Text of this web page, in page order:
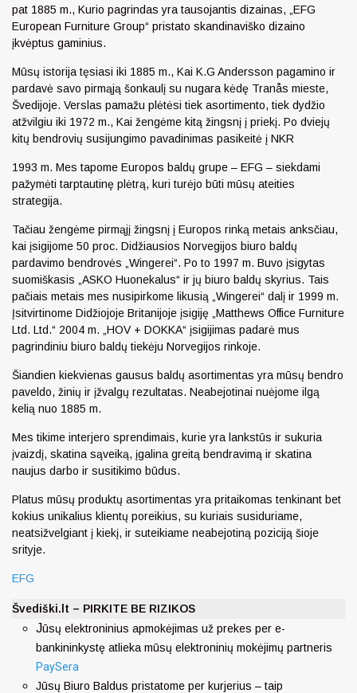
pat 1885 m., Kurio pagrindas yra tausojantis dizainas, „EFG
European Furniture Group“ pristato skandinaviško dizaino
įkvėptus gaminius.
Mūsų istorija tęsiasi iki 1885 m., Kai K.G Andersson pagamino ir
pardavė savo pirmąją šonkaulį su nugara kėdę Tranås mieste,
Švedijoje. Verslas pamažu plėtėsi tiek asortimento, tiek dydžio
atžvilgiu iki 1972 m., Kai žengėme kitą žingsnį į priekį. Po dviejų
kitų bendrovių susijungimo pavadinimas pasikeitė į NKR
1993 m. Mes tapome Europos baldų grupe – EFG – siekdami
pažymėti tarptautinę plėtrą, kuri turėjo būti mūsų ateities
strategija.
Tačiau žengėme pirmąjį žingsnį į Europos rinką metais anksčiau,
kai įsigijome 50 proc. Didžiausios Norvegijos biuro baldų
pardavimo bendrovės „Wingerei“. Po to 1997 m. Buvo įsigytas
suomiškasis „ASKO Huonekalus“ ir jų biuro baldų skyrius. Tais
pačiais metais mes nusipirkome likusią „Wingerei“ dalį ir 1999 m.
Įsitvirtinome Didžiojoje Britanijoje įsigiję „Matthews Office Furniture
Ltd. Ltd.“ 2004 m. „HOV + DOKKA“ įsigijimas padarė mus
pagrindiniu biuro baldų tiekėju Norvegijos rinkoje.
Šiandien kiekvienas gausus baldų asortimentas yra mūsų bendro
paveldo, žinių ir įžvalgų rezultatas. Neabejotinai nuėjome ilgą
kelią nuo 1885 m.
Mes tikime interjero sprendimais, kurie yra lankstūs ir sukuria
įvaizdį, skatina sąveiką, įgalina greitą bendravimą ir skatina
naujus darbo ir susitikimo būdus.
Platus mūsų produktų asortimentas yra pritaikomas tenkinant bet
kokius unikalius klientų poreikius, su kuriais susiduriame,
neatsižvelgiant į kiekį, ir suteikiame neabejotiną poziciją šioje
srityje.
EFG
Švediški.lt – PIRKITE BE RIZIKOS
Jūsų elektroninius apmokėjimas už prekes per e-
bankininkystę atlieka mūsų elektroninių mokėjimų partneris
PaySera
Jūsų Biuro Baldus pristatome per kurjerius – taip